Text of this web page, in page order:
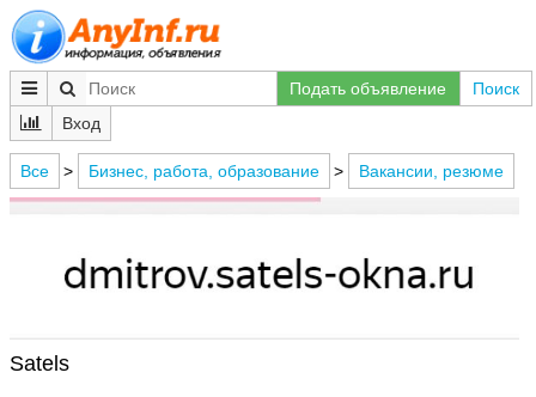
Подать объявление
Поиск
Вход
Все > Бизнес, работа, образование > Вакансии, резюме
Satels